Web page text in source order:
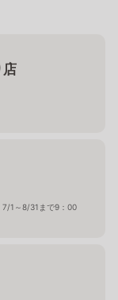
店
7/1～8/31まで9：00